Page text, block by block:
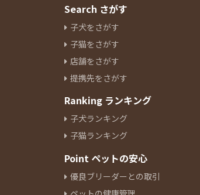
ボストンテリア
キャバリアキングチャールズス
パニエル
ラブラドールレトリーバー
パピヨン
イタリアングレーハウンド
ペキニーズ 19
ジャックラッセルテリア
ミニチュアピンシャー
狆 1
ウェルシュコーギーペンブロー
Search さがす
子犬をさがす
子猫をさがす
店舗をさがす
提携先をさがす
Ranking ランキング
子犬ランキング
子猫ランキング
Point ペットの安心
優良ブリーダーとの取引